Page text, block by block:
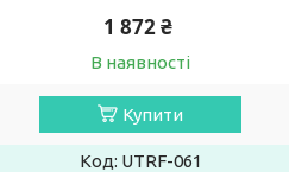
1 872 ₴
В наявності
Купити
UTRF-061